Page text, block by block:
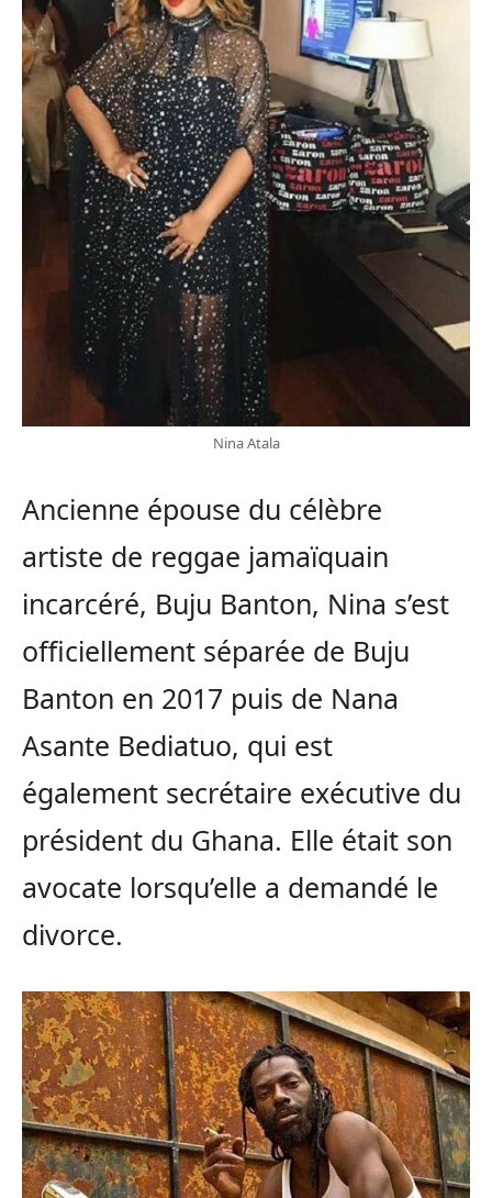
Nina Atala
Ancienne épouse du célèbre
artiste de reggae jamaïquain
incarcéré, Buju Banton, Nina s’est
officiellement séparée de Buju
Banton en 2017 puis de Nana
Asante Bediatuo, qui est
également secrétaire exécutive du
président du Ghana. Elle était son
avocate lorsqu’elle a demandé le
divorce.